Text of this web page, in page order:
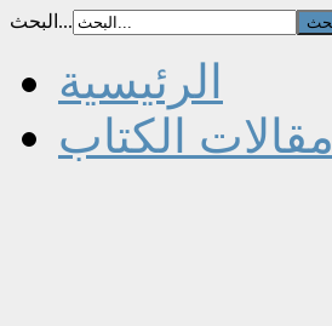
البحث...
الرئيسية
مقالات الكتاب